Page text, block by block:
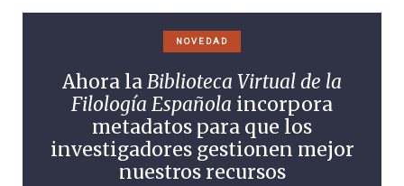
NOVEDAD
Ahora laBiblioteca Virtual de la
Filología Española incorpora
metadatos para que los
investigadores gestionen mejor
nuestros recursos